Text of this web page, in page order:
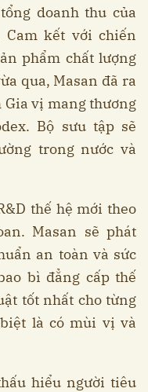
doanh thu của
Cam kết với chiến
phẩm chất lượng
qua, Masan đã ra
Gia vị mang thương
Bộ sưu tập sẽ
trong nước và
thế hệ mới theo
Masan sẽ phát
an toàn và sức
bì đẳng cấp thế
tốt nhất cho từng
là có mùi vị và
hiểu người tiêu